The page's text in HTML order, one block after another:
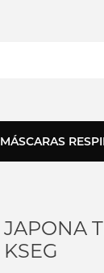
MÁSCARAS
JAPONA
KSEG